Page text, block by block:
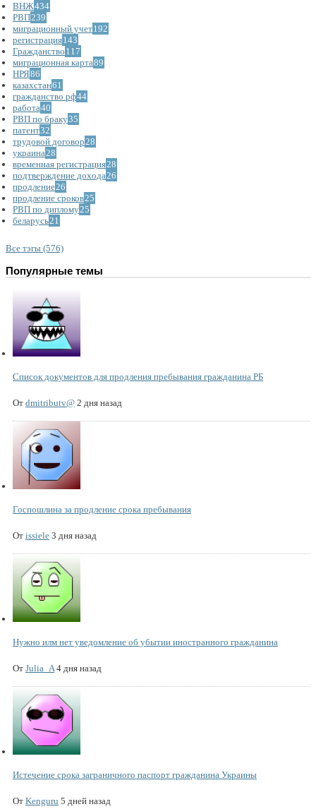
ВНЖ434
РВП239
миграционный учет192
регистрация143
Гражданство 117
миграционная карта89
НРЯ86
казахстан61
гражданство рф44
работа40
РВП по браку35
патент32
трудовой договор28
украина28
временная регистрация28
подтверждение дохода26
продление26
продление сроков25
РВП по диплому25
беларусь21
Все тэгы (576)
Популярные темы
Список документов для продления пребывания гражданина РБ
От dmitributv@ 2 дня назад
Госпошлина за продление срока пребывания
От issiele 3 дня назад
Нужно илм нет уведомление об убытии иностранного гражданина
От Julia_A 4 дня назад
Истечение срока заграничного паспорт гражданина Украины
От Kenguru 5 дней назад